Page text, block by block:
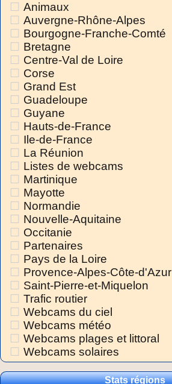
Animaux
Auvergne-Rhône-Alpes
Bourgogne-Franche-Comté
Bretagne
Centre-Val de Loire
Corse
Grand Est
Guadeloupe
Guyane
Hauts-de-France
Ile-de-France
La Réunion
Listes de webcams
Martinique
Mayotte
Normandie
Nouvelle-Aquitaine
Occitanie
Partenaires
Pays de la Loire
Provence-Alpes-Côte-d'Azur
Saint-Pierre-et-Miquelon
Trafic routier
Webcams du ciel
Webcams météo
Webcams plages et littoral
Webcams solaires
Stats régions